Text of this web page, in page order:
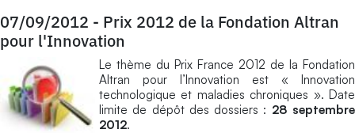
07/09/2012 - Prix 2012 de la Fondation Altran
pour l'Innovation
Le thème du Prix France 2012 de la Fondation
Altran pour l’Innovation est « Innovation
technologique et maladies chroniques ». Date
limite de dépôt des dossiers : 28 septembre
2012.